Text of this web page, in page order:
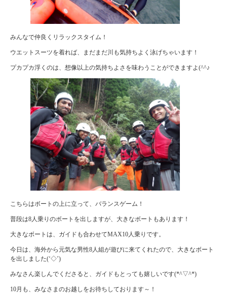
みんなで仲良くリラックスタイム！
ウエットスーツを着れば、まだまだ川も気持ちよく泳げちゃいます！
プカプカ浮くのは、想像以上の気持ちよさを味わうことができますよ(^^♪
こちらはボートの上に立って、バランスゲーム！
普段は8人乗りのボートを出しますが、大きなボートもあります！
大きなボートは、ガイドも合わせてMAX10人乗りです。
今日は、海外から元気な男性8人組が遊びに来てくれたので、大きなボート
を出しました(‘◇’)ゞ
みなさん楽しんでくださると、ガイドもとっても嬉しいです(*^▽^*)
10月も、みなさまのお越しをお待ちしております～！